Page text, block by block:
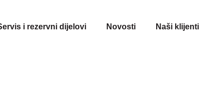
i rezervni dijelovi Novosti Naši klijenti